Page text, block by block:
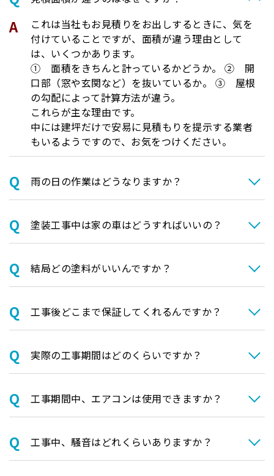
これは当社もお見積りをお出しするときに、気を
付けていることですが、面積が違う理由として
は、いくつかあります。
① 面積をきちんと計っているかどうか。 ② 開
口部（窓や玄関など）を抜いているか。 ③ 屋根
の勾配によって計算方法が違う。
これらが主な理由です。
中には建坪だけで安易に見積もりを提示する業者
もいるようですので、お気をつけください。
⾬の日の作業はどうなりますか？
塗装⼯事中は家の⾞はどうすればいいの？
結局どの塗料がいいんですか？
⼯事後どこまで保証してくれるんですか？
実際の⼯事期間はどのくらいですか？
⼯事期間中、エアコンは使⽤できますか？
⼯事中、騒⾳はどれくらいありますか？